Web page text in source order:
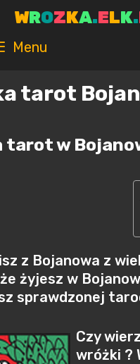
WROZKA.ELK.
Menu
tarot
tarot w
z Bojanowa z
żyjesz w
sprawdzonej
Czy
wróżki ?